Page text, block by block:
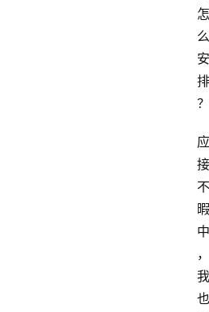
怎
么
安
排
？
应
接
不
暇
中
，
我
也